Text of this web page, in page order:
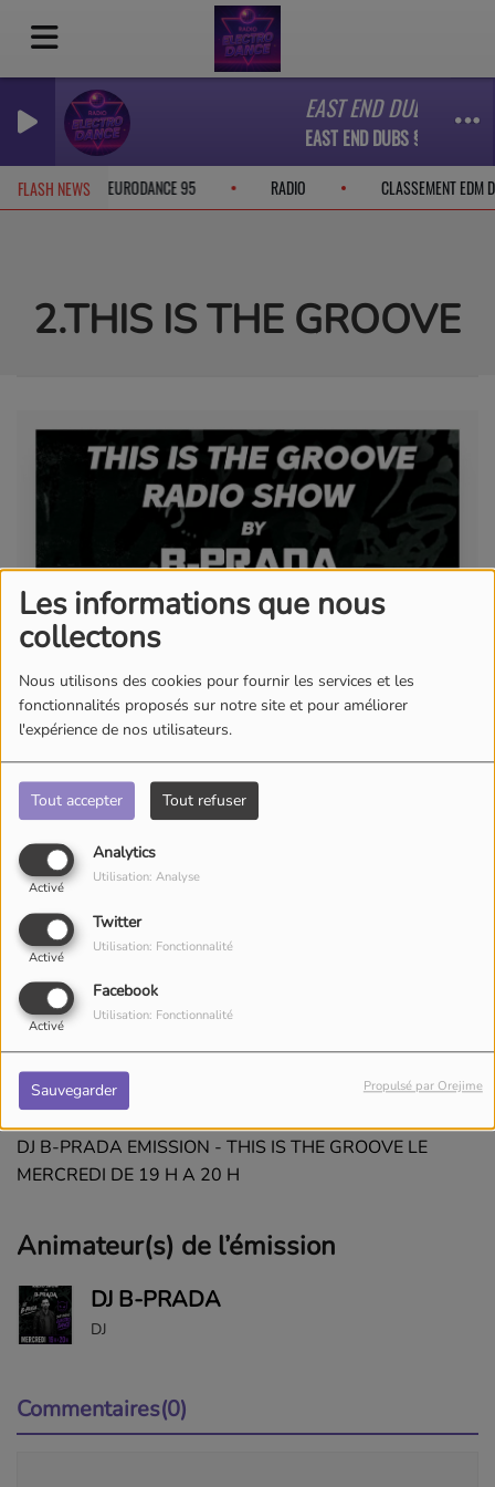
Les informations que nous
collectons
Nous utilisons des cookies pour fournir les services et les
fonctionnalités proposés sur notre site et pour améliorer
l'expérience de nos utilisateurs.
Tout accepter Tout refuser
Analytics
Activé
Utilisation: Analyse
Twitter
Activé
Utilisation: Fonctionnalité
Facebook
Activé
Utilisation: Fonctionnalité
Sauvegarder Propulsé par Orejime
EAST END DUBS §
EAST END DUBS § JAZZY -
FLASH NEWS EURODANCE 95 RADIO CLASSEMENT EDM
2.THIS IS THE GROOVE
MERCREDI, DE 19:00 À 20:00
DJ B-PRADA EMISSION - THIS IS THE GROOVE LE
MERCREDI DE 19 H A 20 H
Animateur(s) de l’émission
DJ B-PRADA
DJ
Commentaires(0)